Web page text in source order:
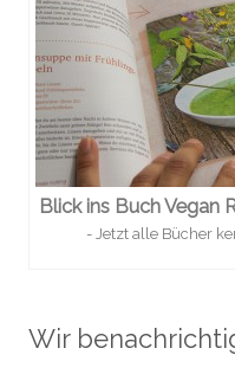
Blick ins Buch Vegan
- Jetzt alle Bücher
Wir